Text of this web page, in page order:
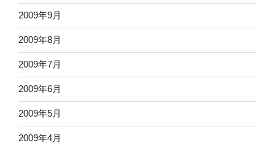
2009年9月
2009年8月
2009年7月
2009年6月
2009年5月
2009年4月